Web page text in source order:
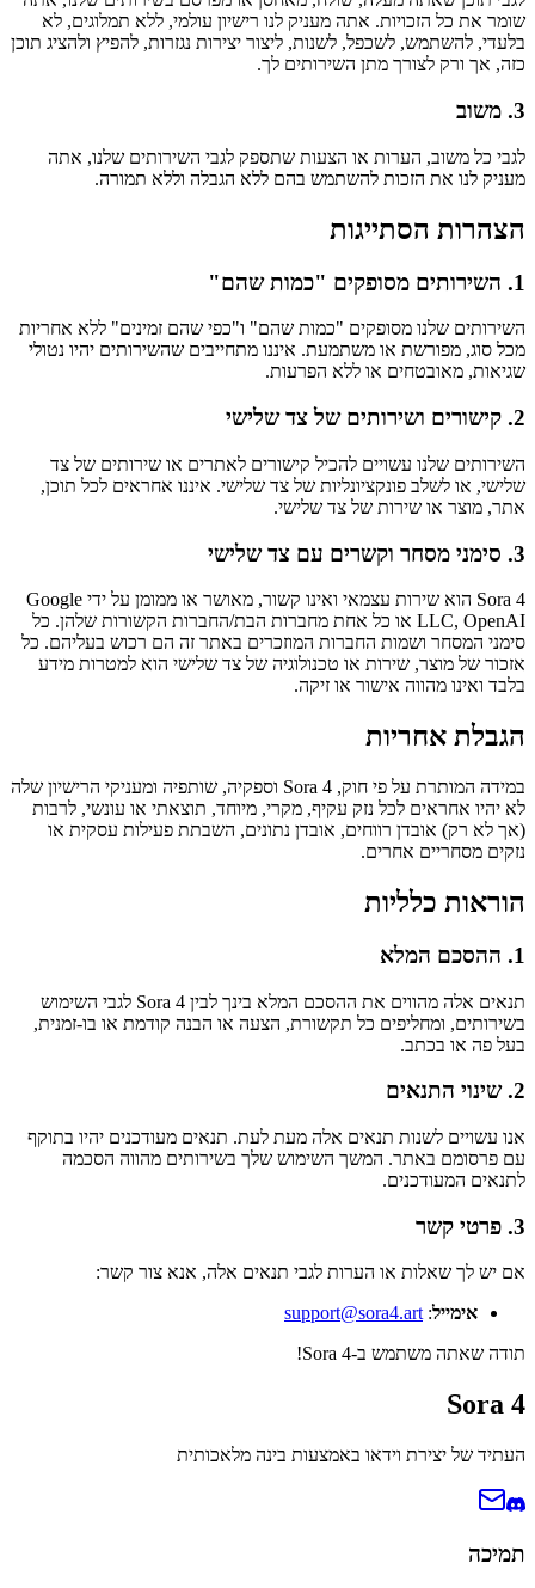
שומר את כל הזכויות. אתה מעניק לנו רישיון עולמי, ללא תמלוגים, לא
בלעדי, להשתמש, לשכפל, לשנות, ליצור יצירות נגזרות, להפיץ ולהציג תוכן
כזה, אך ורק לצורך מתן השירותים לך.
3. משוב
לגבי כל משוב, הערות או הצעות שתספק לגבי השירותים שלנו, אתה
מעניק לנו את הזכות להשתמש בהם ללא הגבלה וללא תמורה.
הצהרות הסתייגות
1. השירותים מסופקים "כמות שהם"
השירותים שלנו מסופקים "כמות שהם" ו"כפי שהם זמינים" ללא אחריות
מכל סוג, מפורשת או משתמעת. איננו מתחייבים שהשירותים יהיו נטולי
שגיאות, מאובטחים או ללא הפרעות.
2. קישורים ושירותים של צד שלישי
השירותים שלנו עשויים להכיל קישורים לאתרים או שירותים של צד
שלישי, או לשלב פונקציונליות של צד שלישי. איננו אחראים לכל תוכן,
אתר, מוצר או שירות של צד שלישי.
3. סימני מסחר וקשרים עם צד שלישי
Sora 4 הוא שירות עצמאי ואינו קשור, מאושר או ממומן על ידי Google
LLC, OpenAI או כל אחת מחברות הבת/החברות הקשורות שלהן. כל
סימני המסחר ושמות החברות המוזכרים באתר זה הם רכוש בעליהם. כל
אזכור של מוצר, שירות או טכנולוגיה של צד שלישי הוא למטרות מידע
בלבד ואינו מהווה אישור או זיקה.
הגבלת אחריות
במידה המותרת על פי חוק, Sora 4 וספקיה, שותפיה ומעניקי הרישיון שלה
לא יהיו אחראים לכל נזק עקיף, מקרי, מיוחד, תוצאתי או עונשי, לרבות
(אך לא רק) אובדן רווחים, אובדן נתונים, השבתת פעילות עסקית או
נזקים מסחריים אחרים.
הוראות כלליות
1. ההסכם המלא
תנאים אלה מהווים את ההסכם המלא בינך לבין Sora 4 לגבי השימוש
בשירותים, ומחליפים כל תקשורת, הצעה או הבנה קודמת או בו-זמנית,
בעל פה או בכתב.
2. שינוי התנאים
אנו עשויים לשנות תנאים אלה מעת לעת. תנאים מעודכנים יהיו בתוקף
עם פרסומם באתר. המשך השימוש שלך בשירותים מהווה הסכמה
לתנאים המעודכנים.
3. פרטי קשר
אם יש לך שאלות או הערות לגבי תנאים אלה, אנא צור קשר:
אימייל:
support@sora4.art
תודה שאתה משתמש ב‑Sora 4!
Sora 4
העתיד של יצירת וידאו באמצעות בינה מלאכותית
תמיכה